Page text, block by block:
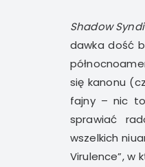
Shadow
dawka dość
się kanonu
fajny – nic
sprawiać
wszelkich
Virulence”, w